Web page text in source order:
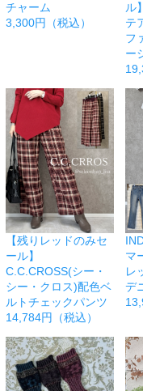
チャーム
3,300円（税込）
ル
テ
フ
ー
【残りレッドのみセ
ール】
C.C.CROSS(シー・
シー・クロス)配色ベ
ルトチェックパンツ
14,784円（税込）
マ
レ
デ